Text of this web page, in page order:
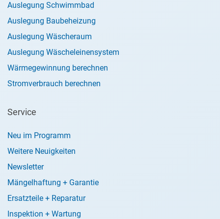
Auslegung Schwimmbad
Auslegung Baubeheizung
Auslegung Wäscheraum
Auslegung Wäscheleinensystem
Wärmegewinnung berechnen
Stromverbrauch berechnen
Service
Neu im Programm
Weitere Neuigkeiten
Newsletter
Mängelhaftung + Garantie
Ersatzteile + Reparatur
Inspektion + Wartung